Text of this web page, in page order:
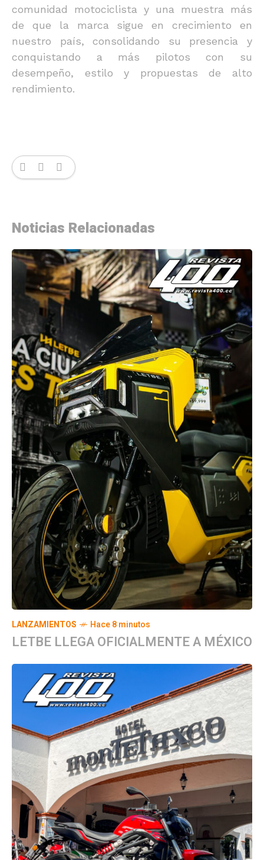
comunidad motociclista y una muestra más
de que la marca sigue en crecimiento en
nuestro país, consolidando su presencia y
conquistando a más pilotos con su
desempeño, estilo y propuestas de alto
rendimiento.
Noticias Relacionadas
LANZAMIENTOS Hace 8 minutos
LETBE LLEGA OFICIALMENTE A MÉXICO